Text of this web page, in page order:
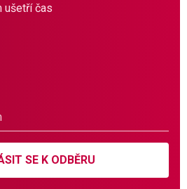
ušetří čas
SE K ODBĚRU